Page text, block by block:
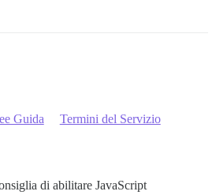
Guida Termini del Servizio
di abilitare JavaScript